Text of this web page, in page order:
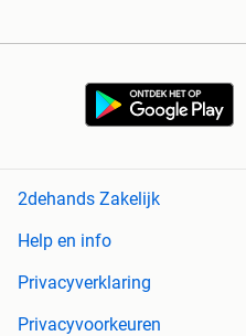
2dehands Zakelijk
Help en info
Privacyverklaring
Privacyvoorkeuren